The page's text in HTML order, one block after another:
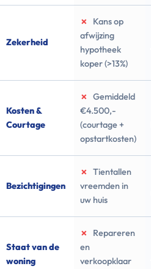
Zekerheid
✗
Kans op
afwijzing
hypotheek
koper (>13%)
Kosten &
Courtage
✗
Gemiddeld
€4.500,-
(courtage +
opstartkosten)
Bezichtigingen
✗
Tientallen
vreemden in
uw huis
Staat van de
woning
✗
Repareren
en
verkoopklaar